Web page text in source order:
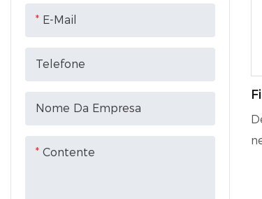
E-Mail
Telefone
Nome Da Empresa
Contente